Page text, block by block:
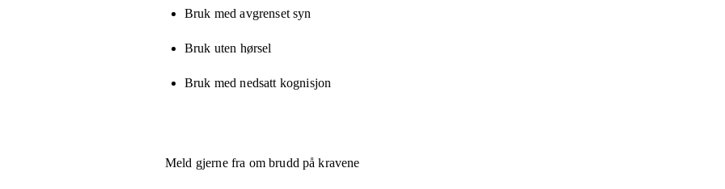
Bruk med avgrenset syn
Bruk uten hørsel
Bruk med nedsatt kognisjon
Meld gjerne fra om brudd på kravene